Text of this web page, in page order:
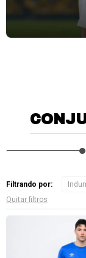
Filtrando por:
Quitar filtros